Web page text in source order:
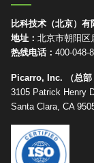
比科技术（北京）有
地址： 北京市朝阳区
热线电话： 400-048-
Picarro, Inc. （总部
3105 Patrick Henry
Santa Clara, CA